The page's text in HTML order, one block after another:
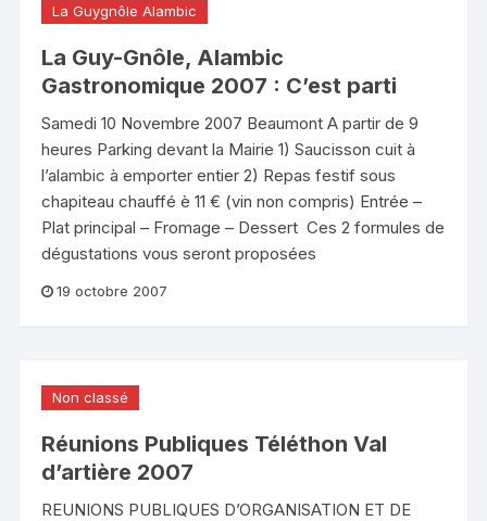
La Guygnôle Alambic
La Guy-Gnôle, Alambic
Gastronomique 2007 : C’est parti
Samedi 10 Novembre 2007 Beaumont A partir de 9
heures Parking devant la Mairie 1) Saucisson cuit à
l’alambic à emporter entier 2) Repas festif sous
chapiteau chauffé è 11 € (vin non compris) Entrée –
Plat principal – Fromage – Dessert Ces 2 formules de
dégustations vous seront proposées
19 octobre 2007
Non classé
Réunions Publiques Téléthon Val
d’artière 2007
REUNIONS PUBLIQUES D’ORGANISATION ET DE